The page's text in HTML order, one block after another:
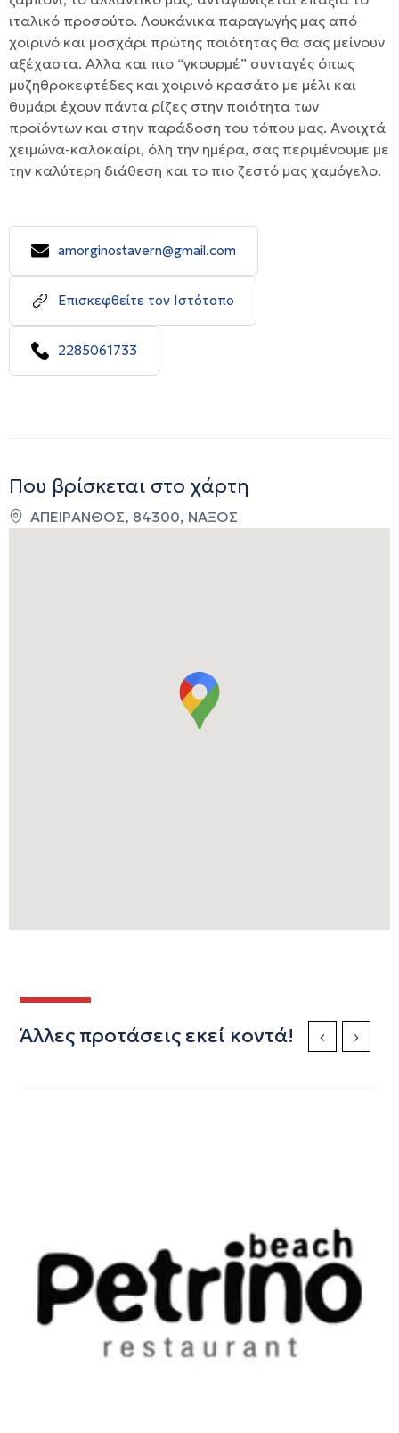
ιταλικό προσούτο. Λουκάνικα παραγωγής μας από
χοιρινό και μοσχάρι πρώτης ποιότητας θα σας μείνουν
αξέχαστα. Αλλα και πιο “γκουρμέ” συνταγές όπως
μυζηθροκεφτέδες και χοιρινό κρασάτο με μέλι και
θυμάρι έχουν πάντα ρίζες στην ποιότητα των
προϊόντων και στην παράδοση του τόπου μας. Ανοιχτά
χειμώνα-καλοκαίρι, όλη την ημέρα, σας περιμένουμε με
την καλύτερη διάθεση και το πιο ζεστό μας χαμόγελο.
amorginostavern@gmail.com
Επισκεφθείτε τον Ιστότοπο
2285061733
Που βρίσκεται στο χάρτη
ΑΠΕΙΡΑΝΘΟΣ, 84300, ΝΑΞΟΣ
Άλλες προτάσεις εκεί κοντά! Previous Slide
Next